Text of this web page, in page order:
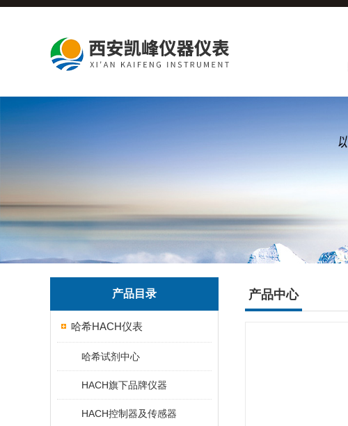
产品目录
哈希HACH仪表
哈希试剂中心
HACH旗下品牌仪器
HACH控制器及传感器
产品中心